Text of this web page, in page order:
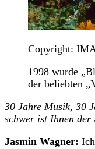
Copyright:
1998 wurde
der beliebten
30 Jahre Musik, 30
schwer ist Ihnen der
Jasmin Wagner: